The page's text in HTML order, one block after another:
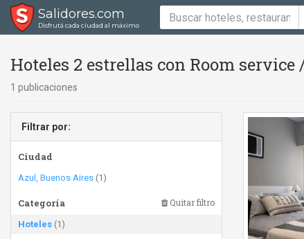
Salidores.com
Disfrutá cada ciudad al máximo
Hoteles 2 estrellas con Room
1 publicaciones
Filtrar por:
Ciudad
Azul, Buenos Aires (1)
Categoría Quitar filtro
Hoteles (1)